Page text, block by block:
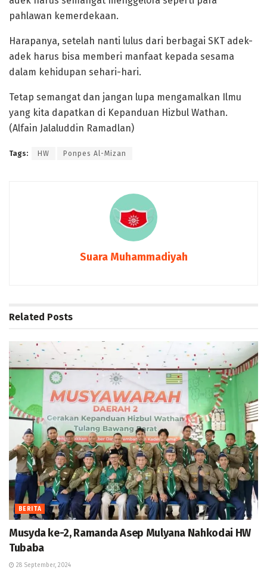
pahlawan kemerdekaan.
Harapanya, setelah nanti lulus dari berbagai SKT adek-
adek harus bisa memberi manfaat kepada sesama
dalam kehidupan sehari-hari.
Tetap semangat dan jangan lupa mengamalkan Ilmu
yang kita dapatkan di Kepanduan Hizbul Wathan.
(Alfain Jalaluddin Ramadlan)
Tags: HW Ponpes Al-Mizan
Suara Muhammadiyah
Related Posts
BERITA
Musyda ke-2, Ramanda Asep Mulyana Nahkodai HW
Tubaba
28 September, 2024